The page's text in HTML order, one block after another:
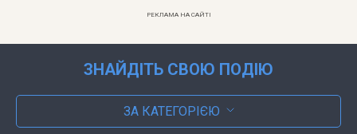
РЕКЛАМА НА САЙТІ
ЗНАЙДІТЬ СВОЮ ПОДІЮ
ЗА КАТЕГОРІЄЮ